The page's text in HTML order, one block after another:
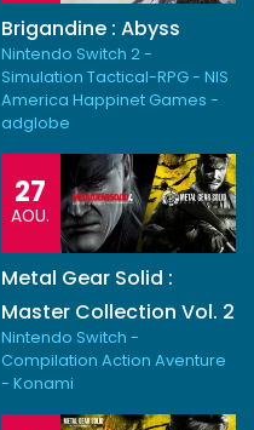
Brigandine : Abyss
Nintendo Switch 2 -
Simulation Tactical-RPG - NIS
America Happinet Games -
adglobe
27
AOU.
Metal Gear Solid :
Master Collection Vol. 2
Nintendo Switch -
Compilation Action Aventure
- Konami